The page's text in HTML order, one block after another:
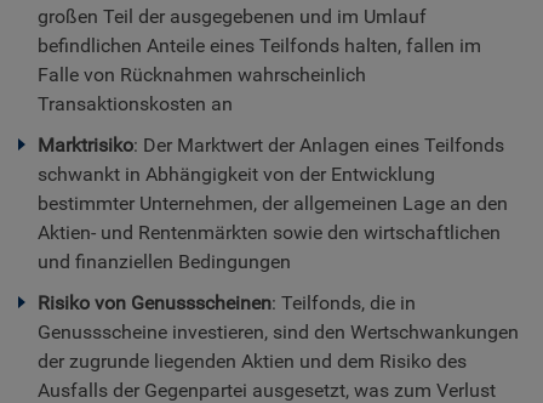
großen Teil der ausgegebenen und im Umlauf
befindlichen Anteile eines Teilfonds halten, fallen im
Falle von Rücknahmen wahrscheinlich
Transaktionskosten an
Marktrisiko: Der Marktwert der Anlagen eines Teilfonds
schwankt in Abhängigkeit von der Entwicklung
bestimmter Unternehmen, der allgemeinen Lage an den
Aktien- und Rentenmärkten sowie den wirtschaftlichen
und finanziellen Bedingungen
Risiko von Genussscheinen: Teilfonds, die in
Genussscheine investieren, sind den Wertschwankungen
der zugrunde liegenden Aktien und dem Risiko des
Ausfalls der Gegenpartei ausgesetzt, was zum Verlust